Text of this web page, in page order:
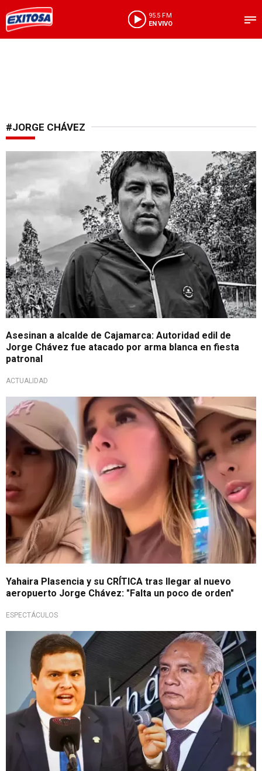
95.5 FM
EN VIVO
#JORGE CHÁVEZ
Crimen en Celendín
Asesinan a alcalde de Cajamarca: Autoridad edil de
Jorge Chávez fue atacado por arma blanca en fiesta
patronal
ACTUALIDAD
Da su opinión
Yahaira Plasencia y su CRÍTICA tras llegar al nuevo
aeropuerto Jorge Chávez: "Falta un poco de orden"
ESPECTÁCULOS
Busca obtener respuestas rápidas